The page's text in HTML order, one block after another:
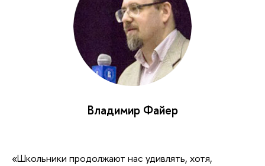
Владимир Файер
«Школьники продолжают нас удивлять, хотя,